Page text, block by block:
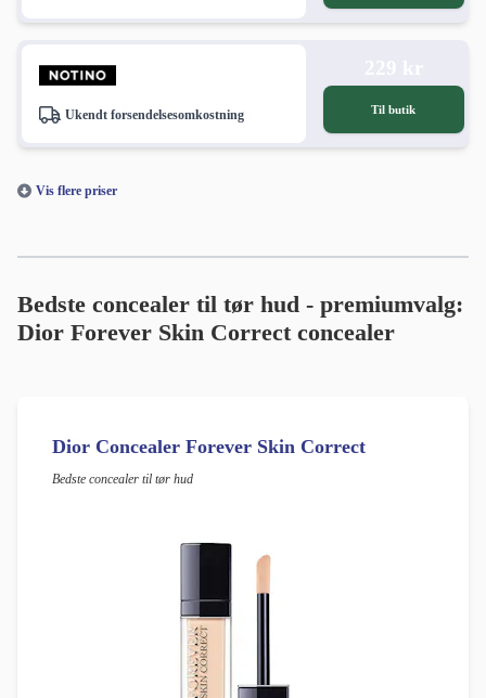
Ukendt forsendelsesomkostning Til butik
Vis flere priser
Bedste concealer til tør hud - premiumvalg:
Dior Forever Skin Correct concealer
Dior Concealer Forever Skin Correct
Bedste concealer til tør hud